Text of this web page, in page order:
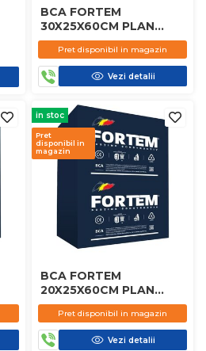
BCA FORTEM
30X25X60CM PLAN
D450
Pret disponibil in magazin
Vezi detalii
in stoc
Pret
disponibil in
magazin
BCA FORTEM
20X25X60CM PLAN
D450
Pret disponibil in magazin
Vezi detalii